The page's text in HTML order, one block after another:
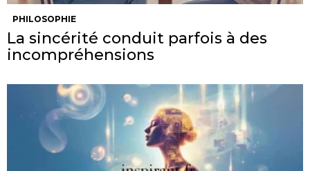
PHILOSOPHIE
La sincérité conduit parfois à des
incompréhensions